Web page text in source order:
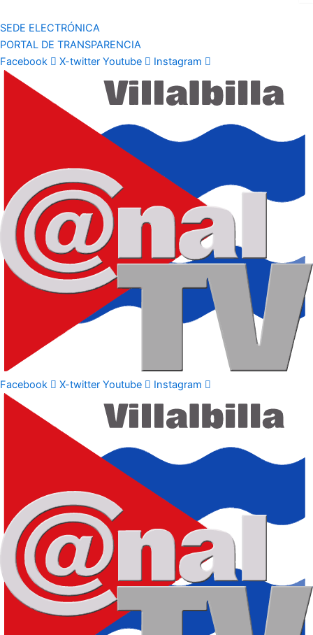
SEDE ELECTRÓNICA
PORTAL DE TRANSPARENCIA
Facebook
X-twitter Youtube Instagram
Facebook X-twitter Youtube Instagram